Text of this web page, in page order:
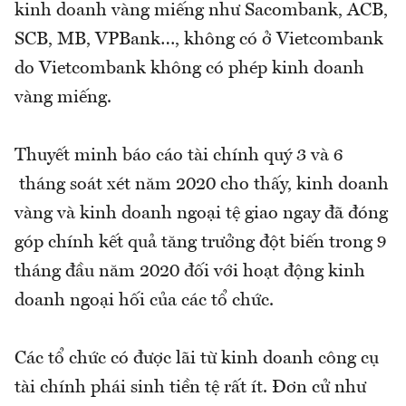
kinh doanh vàng miếng như Sacombank, ACB,
SCB, MB, VPBank…, không có ở Vietcombank
do Vietcombank không có phép kinh doanh
vàng miếng.
Thuyết minh báo cáo tài chính quý 3 và 6
tháng soát xét năm 2020 cho thấy, kinh doanh
vàng và kinh doanh ngoại tệ giao ngay đã đóng
góp chính kết quả tăng trưởng đột biến trong 9
tháng đầu năm 2020 đối với hoạt động kinh
doanh ngoại hối của các tổ chức.
Các tổ chức có được lãi từ kinh doanh công cụ
tài chính phái sinh tiền tệ rất ít. Đơn cử như